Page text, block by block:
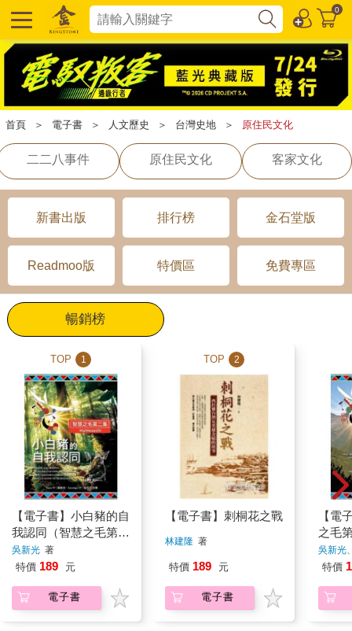
0
首頁 ＞ 電子書 ＞ 人文歷史 ＞ 台灣史地 ＞ 原住民文化
二二八事件 原住民文化 客家文化
新書出版 排行榜 金石堂版
Readmoo版 特價區 免費專區
暢銷榜
TOP 1
【電子書】小白豬的自
我認同（智慧之毛第二
集）
吳新光 著
特價 189 元
電子書
TOP 2
【電子書】刺桐花之戰
林建隆 著
特價 189 元
電子書
【電
之毛
吳新光
特價